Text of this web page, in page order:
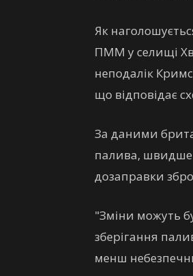
Як
ПММ у селищі
неподалік
що відповідає
За даними
палива, швидше
дозаправки
"Зміни можуть
зберігання
менш